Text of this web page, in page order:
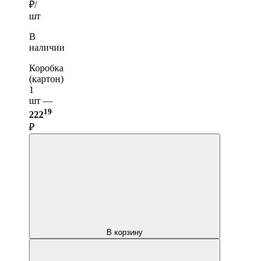
₽/
шт
В
наличии
Коробка
(картон)
1
шт —
22219
₽
В корзину